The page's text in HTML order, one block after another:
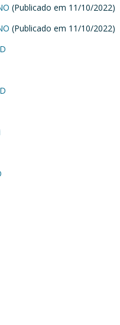
(Publicado em 11/10/2022)
(Publicado em 11/10/2022)